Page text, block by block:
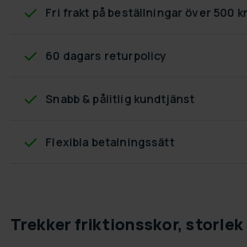
Fri frakt på beställningar över 500 kr
60 dagars returpolicy
Snabb & pålitlig kundtjänst
Flexibla betalningssätt
Trekker friktionsskor, storlek